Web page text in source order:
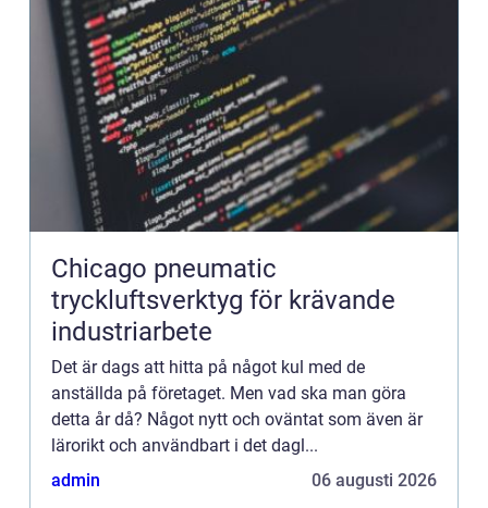
Chicago pneumatic
tryckluftsverktyg för krävande
industriarbete
Det är dags att hitta på något kul med de
anställda på företaget. Men vad ska man göra
detta år då? Något nytt och oväntat som även är
lärorikt och användbart i det dagl...
admin
06 augusti 2026